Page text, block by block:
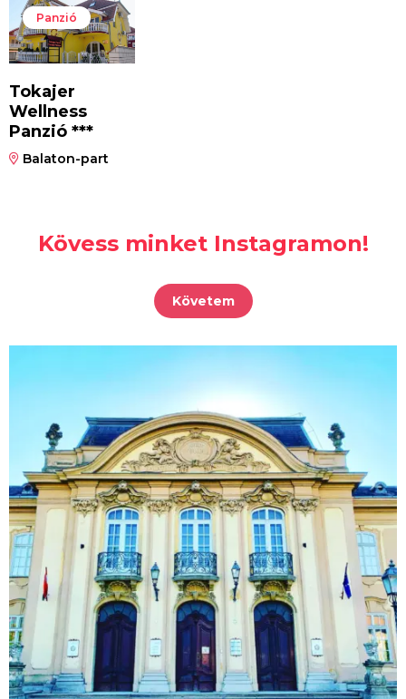
Panzió
Tokajer
Wellness
Panzió ***
Balaton-part
Kövess minket Instagramon!
Követem